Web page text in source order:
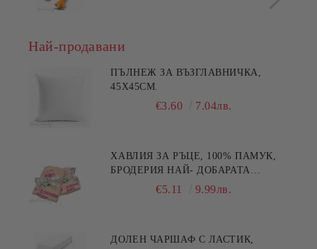
Най-продавани
ПЪЛНЕЖ ЗА ВЪЗГЛАВНИЧКА,
45X45СМ.
€3.60 7.04лв.
ХАВЛИЯ ЗА РЪЦЕ, 100% ПАМУК,
БРОДЕРИЯ НАЙ- ДОБАРАТА
МАЙКА/БАБА , РАЗМЕР:
€5.11 9.99лв.
ДОЛЕН ЧАРШАФ С ЛАСТИК,